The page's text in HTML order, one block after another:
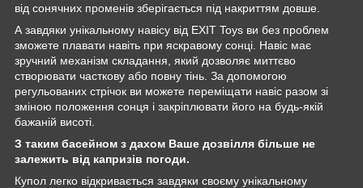
від сонячних променів зберігається під накриттям довше.
А завдяки унікальному навісу від EXIT Toys ви без проблем
зможете плавати навіть при яскравому сонці. Навіс має
зручний механізм складання, який дозволяє миттєво
створювати часткову або повну тінь. За допомогою
регульованих стрічок ви можете переміщати навіс разом зі
зміною положення сонця і закріплювати його на будь-якій
бажаній висоті.
З таким басейном з дахом Ваше дозвілля більше не
залежить від капризів погоди.
Купол легко відкривається завдяки своєму унікальному